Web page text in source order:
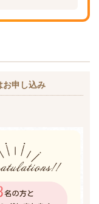
お申し込み